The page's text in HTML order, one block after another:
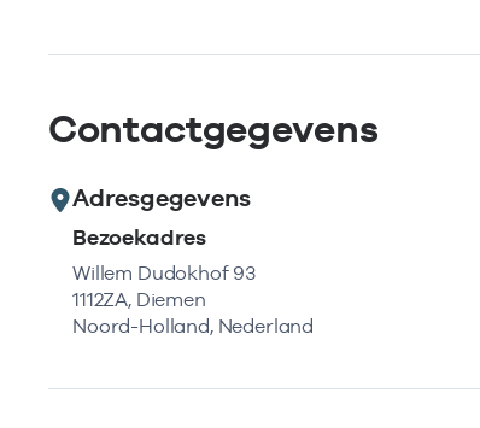
Contactgegevens
Adresgegevens
Bezoekadres
Willem Dudokhof 93
1112ZA, Diemen
Noord-Holland, Nederland